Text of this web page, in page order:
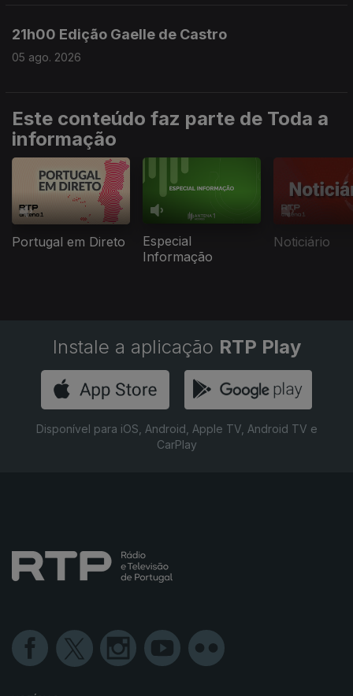
21h00 Edição Gaelle de Castro
05 ago. 2026
Este conteúdo faz parte de Toda a
informação
Portugal em Direto
Especial
Informação
Noticiário
Instale a aplicação RTP Play
Disponível para iOS, Android, Apple TV, Android TV e
CarPlay